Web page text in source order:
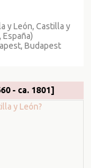
y León, Castilla y
Budapest
- ca. 1801]